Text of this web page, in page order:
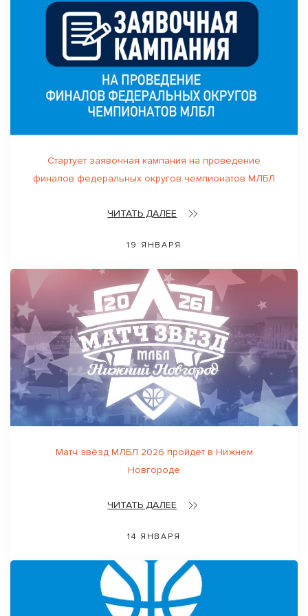
Стартует заявочная кампания на проведение
финалов федеральных округов чемпионатов МЛБЛ
ЧИТАТЬ ДАЛЕЕ
19 ЯНВАРЯ
Матч звёзд МЛБЛ 2026 пройдет в Нижнем
Новгороде
ЧИТАТЬ ДАЛЕЕ
14 ЯНВАРЯ